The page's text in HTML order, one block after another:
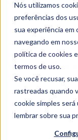
Nós utilizamos
preferências dos
sua experiência em
navegando em
política de cookies
termos de uso.
Se você recusar,
rastreadas quando
cookie simples será
lembrar sobre sua
Home > Cursos >
De R$2.637,86